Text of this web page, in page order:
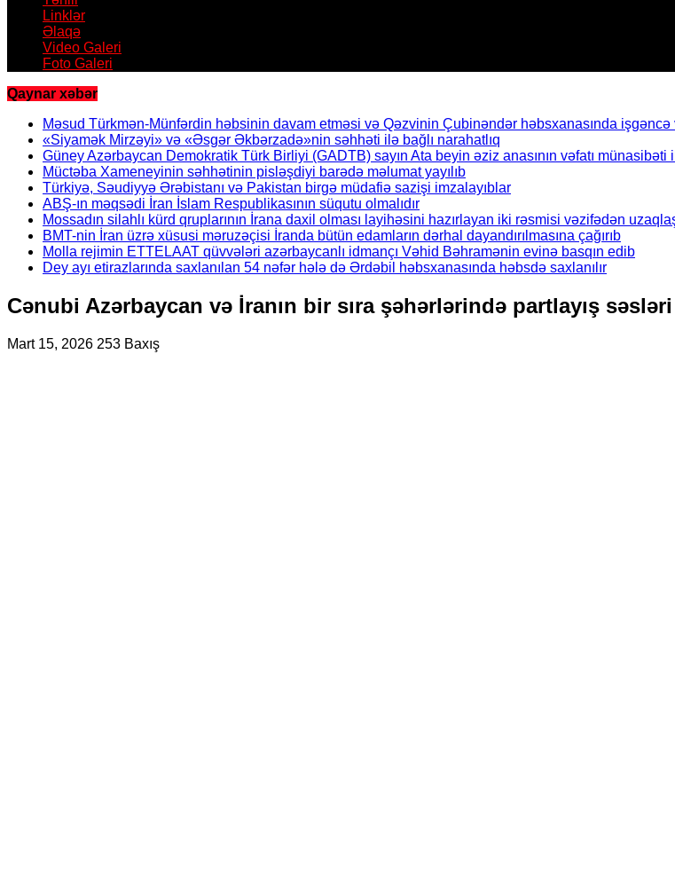
Linklər
Əlaqə
Video Galeri
Foto Galeri
Qaynar xəbər
Məsud Türkmən-Münfərdin həbsinin davam etməsi və Qəzvinin Çubinəndər həbsxanasında işgəncə
«Siyamək Mirzəyi» və «Əsgər Əkbərzadə»nin səhhəti ilə bağlı narahatlıq
Güney Azərbaycan Demokratik Türk Birliyi (GADTB) sayın Ata beyin əziz anasının vəfatı münasibəti
Müctəba Xameneyinin səhhətinin pisləşdiyi barədə məlumat yayılıb
Türkiyə, Səudiyyə Ərəbistanı və Pakistan birgə müdafiə sazişi imzalayıblar
ABŞ-ın məqsədi İran İslam Respublikasının süqutu olmalıdır
Mossadın silahlı kürd qruplarının İrana daxil olması layihəsini hazırlayan iki rəsmisi vəzifədən
BMT-nin İran üzrə xüsusi məruzəçisi İranda bütün edamların dərhal dayandırılmasına çağırıb
Molla rejimin ETTELAAT qüvvələri azərbaycanlı idmançı Vəhid Bəhramənin evinə basqın edib
Dey ayı etirazlarında saxlanılan 54 nəfər hələ də Ərdəbil həbsxanasında həbsdə saxlanılır
Cənubi Azərbaycan və İranın bir sıra şəhərlərində partlayış
Mart 15, 2026 253 Baxış